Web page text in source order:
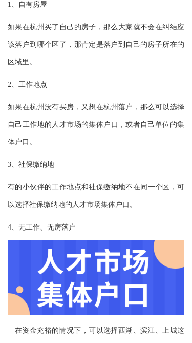
1、自有房屋
如果在杭州买了自己的房子，那么大家就不会在纠结应
该落户到哪个区了，那肯定是落户到自己的房子所在的
区域里。
2、工作地点
如果在杭州没有买房 ，又想在杭州落户，那么可以选择
自己工作地的人才市场的集体户口，或者自己单位 的集
体户口。
3、社保缴纳地
有的小伙伴的工作地点和社保缴纳地不在 同一个区，可
以选择社保缴纳地的人才市场集体户口。
4、 无工作、无房落户
在资金充裕的情况下 ，可以选择西湖、滨江、上城这